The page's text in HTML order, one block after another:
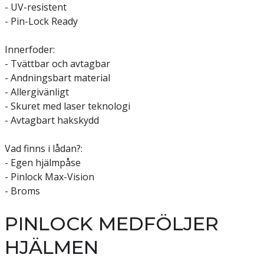
- UV-resistent
- Pin-Lock Ready
Innerfoder:
- Tvättbar och avtagbar
- Andningsbart material
- Allergivänligt
- Skuret med laser teknologi
- Avtagbart hakskydd
Vad finns i lådan?:
- Egen hjälmpåse
- Pinlock Max-Vision
- Broms
PINLOCK MEDFÖLJER
HJÄLMEN